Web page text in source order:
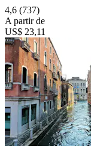
4,6 (737)
A partir de
US$ 23,11